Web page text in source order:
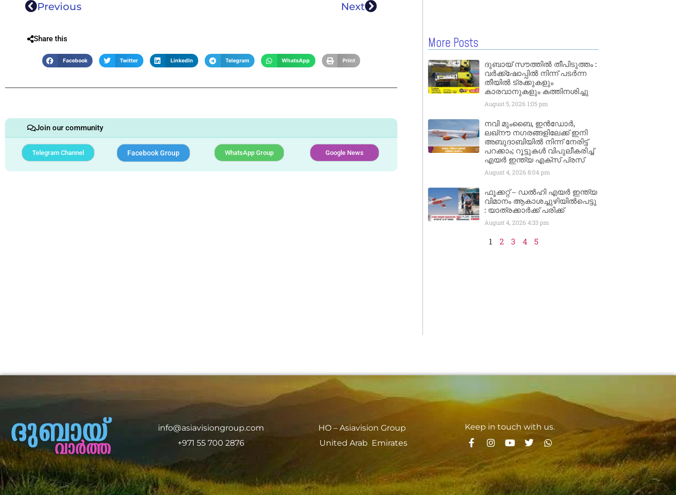
Previous Next
Share this
Facebook Twitter LinkedIn Telegram WhatsApp Print
Join our community
Telegram Channel Facebook Group WhatsApp Group Google News
More Posts
ദുബായ് സൗത്തിൽ തീപിടുത്തം :
വർക്ക്‌ഷോപ്പിൽ നിന്ന് പടർന്ന
തീയിൽ ട്രക്കുകളും
കാരവാനുകളും കത്തിനശിച്ചു
August 5, 2026 1:05 pm
നവി മുംബൈ, ഇൻഡോർ,
ലഖ്നൗ നഗരങ്ങളിലേക്ക് ഇനി
അബുദാബിയിൽ നിന്ന് നേരിട്ട്
പറക്കാം; റൂട്ടുകൾ വിപുലീകരിച്ച്
എയർ ഇന്ത്യ എക്സ് പ്രസ്
August 4, 2026 8:04 pm
ഫൂക്കറ്റ് – ഡൽഹി എയര്‍ ഇന്ത്യ
വിമാനം ആകാശച്ചുഴിയില്‍പെട്ടു
: യാത്രക്കാര്‍ക്ക് പരിക്ക്
August 4, 2026 4:33 pm
1 2 3 4 5
info@asiavisiongroup.com
+971 55 700 2876
HO – Asiavision Group
United Arab Emirates
Keep in touch with us.